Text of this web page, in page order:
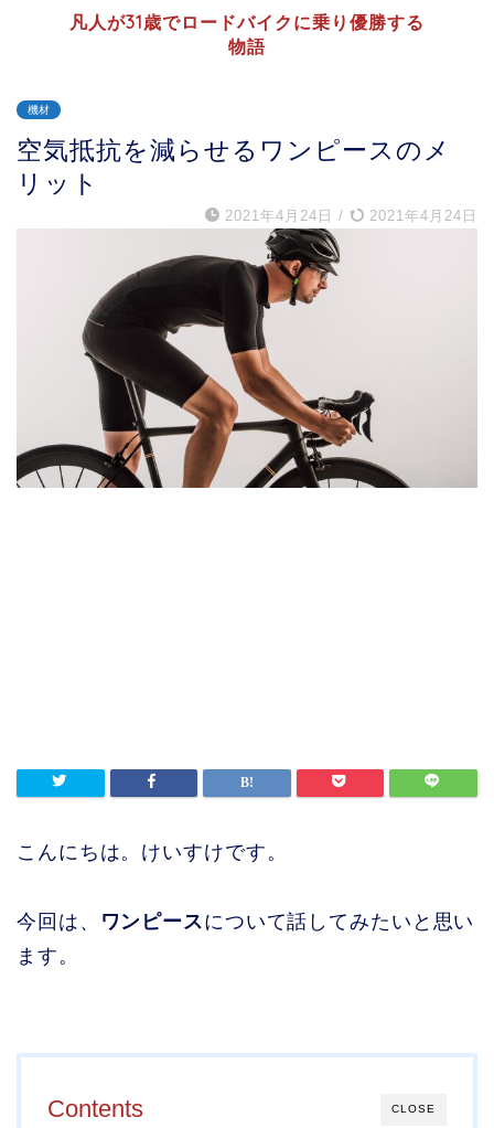
凡人が31歳でロードバイクに乗り優勝する
物語
機材
空気抵抗を減らせるワンピースのメ
リット
2021年4月24日 / 2021年4月24日
こんにちは。けいすけです。
今回は、 ワンピースについて話してみたいと思い
ます。
CLOSE
Contents